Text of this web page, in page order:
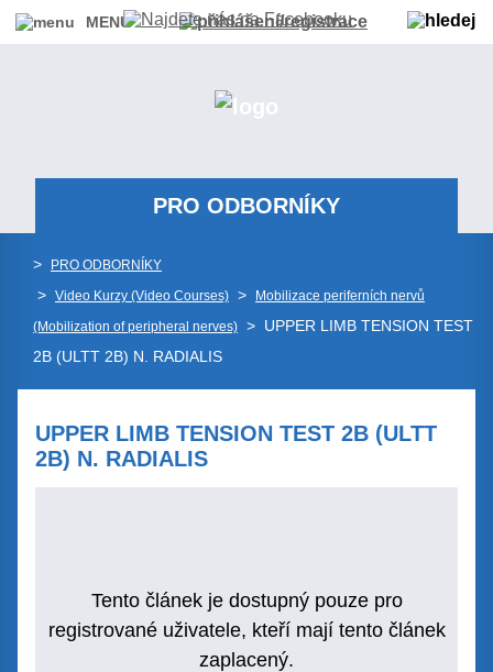
MENU
PRO ODBORNÍKY
> PRO ODBORNÍKY
> Video Kurzy (Video Courses) >
Mobilizace periferních nervů
(Mobilization of peripheral nerves) > UPPER LIMB TENSION TEST
2B (ULTT 2B) N. RADIALIS
UPPER LIMB TENSION TEST 2B (ULTT
2B) N. RADIALIS
Tento článek je dostupný pouze pro
registrované uživatele, kteří mají tento článek
zaplacený.